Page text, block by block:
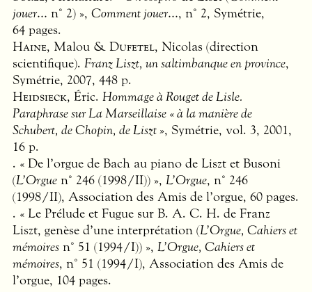
jouer… n° 2) », Comment jouer…, n° 2, Symétrie,
64 pages.
Haine, Malou & Dufetel, Nicolas (direction
scientifique). Franz Liszt, un saltimbanque en province,
Symétrie, 2007, 448 p.
Heidsieck, Éric. Hommage à Rouget de Lisle.
Paraphrase sur La Marseillaise « à la manière de
Schubert, de Chopin, de Liszt », Symétrie, vol. 3, 2001,
16 p.
. « De l’orgue de Bach au piano de Liszt et Busoni
(L’Orgue n° 246 (1998/II)) », L’Orgue, n° 246
(1998/II), Association des Amis de l’orgue, 60 pages.
. « Le Prélude et Fugue sur B. A. C. H. de Franz
Liszt, genèse d’une interprétation (L’Orgue, Cahiers et
mémoires n° 51 (1994/I)) », L’Orgue, Cahiers et
mémoires, n° 51 (1994/I), Association des Amis de
l’orgue, 104 pages.